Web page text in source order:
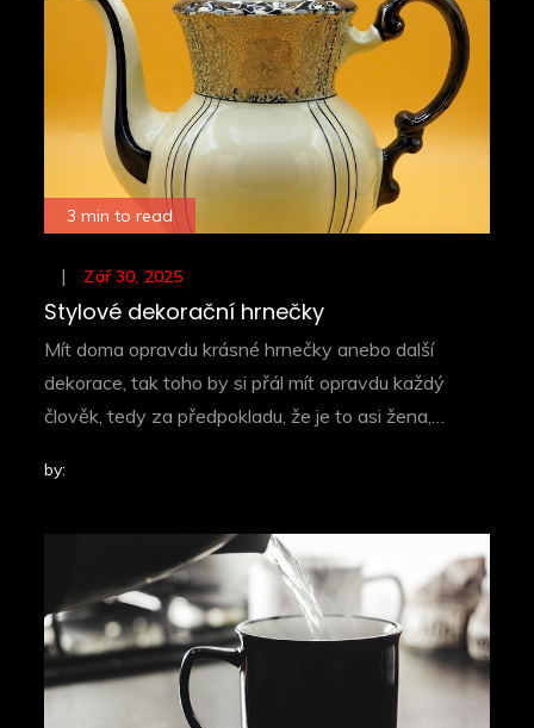
3 min to read
Posted
on
Zář 30, 2025
Stylové dekorační hrnečky
Mít doma opravdu krásné hrnečky anebo další
dekorace, tak toho by si přál mít opravdu každý
člověk, tedy za předpokladu, že je to asi žena,…
by: